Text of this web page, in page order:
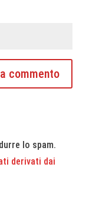
lo spam.
derivati dai